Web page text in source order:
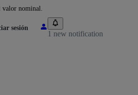
valor nominal.
sesión
1 new notification